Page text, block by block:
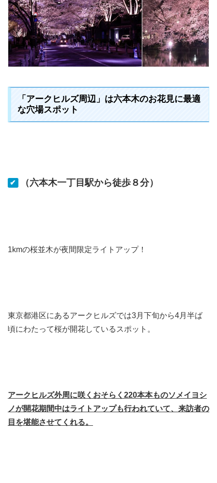
「アークヒルズ周辺」は六本木のお花見に最適
な穴場スポット
✔ （六本木一丁目駅から徒歩８分）
1kmの桜並木が夜間限定ライトアップ！
東京都港区にあるアークヒルズでは3月下旬から4月半ば
頃にわたって桜が開花しているスポット。
アークヒルズ外周に咲くおそらく220本本ものソメイヨシ
ノが開花期間中はライトアップも行われていて、来訪者の
目を堪能させてくれる。